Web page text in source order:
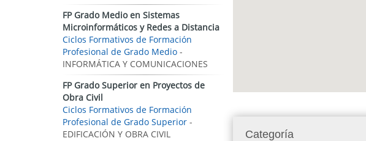
Categoría
FP Grado Medio en Sistemas
Microinformáticos y Redes a Distancia
Ciclos Formativos de Formación
Profesional de Grado Medio -
INFORMÁTICA Y COMUNICACIONES
FP Grado Superior en Proyectos de
Obra Civil
Ciclos Formativos de Formación
Profesional de Grado Superior -
EDIFICACIÓN Y OBRA CIVIL